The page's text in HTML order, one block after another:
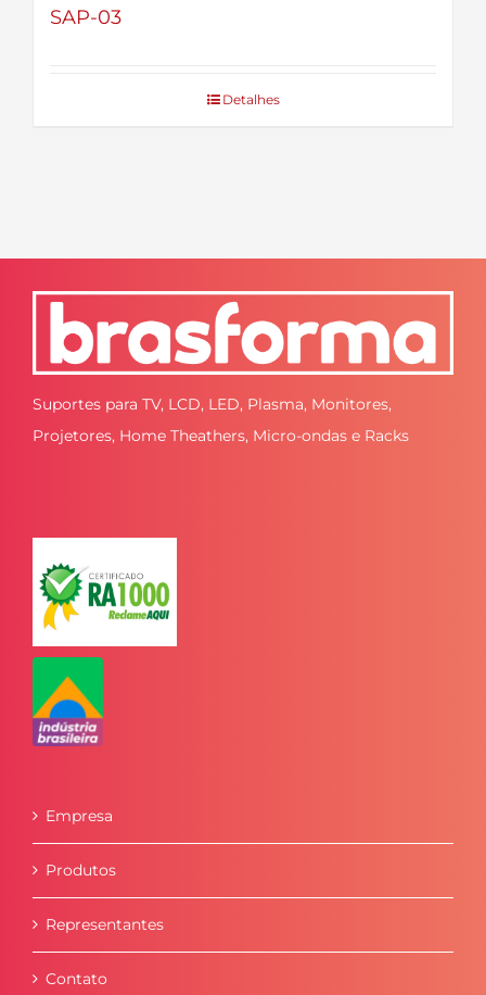
SAP-03
Detalhes
Suportes para TV, LCD, LED, Plasma, Monitores,
Projetores, Home Theathers, Micro-ondas e Racks
Empresa
Produtos
Representantes
Contato